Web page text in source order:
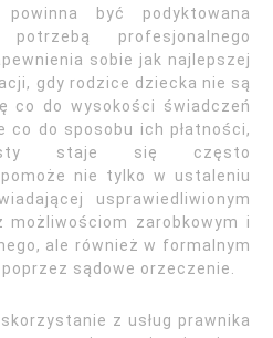
być podyktowana
profesjonalnego
sobie jak najlepszej
gdy rodzice dziecka nie są
co do wysokości świadczeń
co do sposobu ich płatności,
staje się często
nie tylko w ustaleniu
usprawiedliwionym
możliwościom zarobkowym i
ale również w formalnym
sądowe orzeczenie.
z usług prawnika